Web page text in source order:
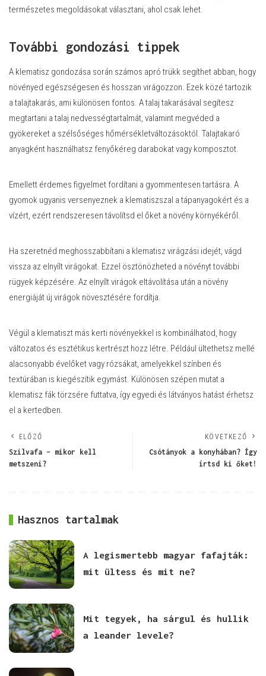
természetes megoldásokat választani, ahol csak lehet.
További gondozási tippek
A klematisz gondozása során számos apró trükk segíthet abban, hogy
növényed egészségesen és hosszan virágozzon. Ezek közé tartozik
a talajtakarás, ami különösen fontos. A talaj takarásával segítesz
megtartani a talaj nedvességtartalmát, valamint megvéded a
gyökereket a szélsőséges hőmérsékletváltozásoktól. Talajtakaró
anyagként használhatsz fenyőkéreg darabokat vagy komposztot.
Emellett érdemes figyelmet fordítani a gyommentesen tartásra. A
gyomok ugyanis versenyeznek a klematiszszal a tápanyagokért és a
vízért, ezért rendszeresen távolítsd el őket a növény környékéről.
Ha szeretnéd meghosszabbítani a klematisz virágzási idejét, vágd
vissza az elnyílt virágokat. Ezzel ösztönözheted a növényt további
rügyek képzésére. Az elnyílt virágok eltávolítása után a növény
energiáját új virágok növesztésére fordítja.
Végül a klematiszt más kerti növényekkel is kombinálhatod, hogy
változatos és esztétikus kertrészt hozz létre. Például ültethetsz mellé
alacsonyabb évelőket vagy rózsákat, amelyekkel színben és
textúrában is kiegészítik egymást. Különösen szépen mutat a
klematisz fák törzsére futtatva, így egyedi és látványos hatást érhetsz
el a kertedben.
ELŐZŐ
Szilvafa – mikor kell
metszeni?
KÖVETKEZŐ
Csótányok a konyhában? Így
írtsd ki őket!
Hasznos tartalmak
A legismertebb magyar fafajták:
mit ültess és mit ne?
Mit tegyek, ha sárgul és hullik
a leander levele?